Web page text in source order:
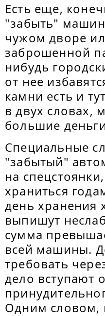
Есть еще,
"забыть"
чужом дворе
заброшенной
нибудь
от нее
камни есть и
в двух словах,
большие
Специальные
"забытый"
на
храниться
день хранения
выпишут
сумма
всей машины.
требовать
дело вступают
Одним словом,